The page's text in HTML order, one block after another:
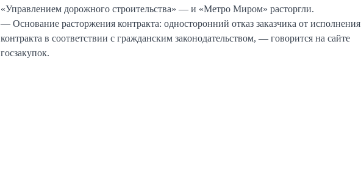
«Управлением дорожного строительства» — и «Метро Миром» расторгли.
— Основание расторжения контракта: односторонний отказ заказчика от исполнения
контракта в соответствии с гражданским законодательством, — говорится на сайте
госзакупок.